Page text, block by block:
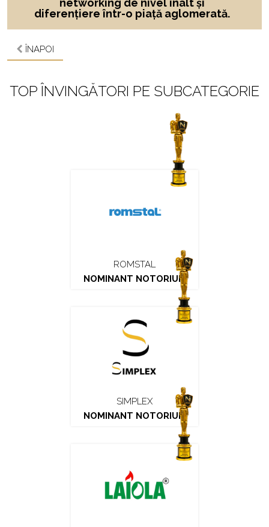
networking de nivel înalt și
diferențiere într-o piață aglomerată.
ÎNAPOI
TOP ÎNVINGĂTORI PE SUBCATEGORIE
ROMSTAL
NOMINANT NOTORIUM
SIMPLEX
NOMINANT NOTORIUM